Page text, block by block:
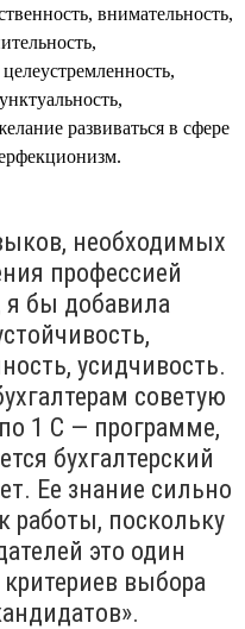
внимательность,
развиваться в сфере
необходимых
профессией
я бы добавила
усидчивость.
советую
1 С — программе,
бухгалтерский
Ее знание сильно
работы, поскольку
это один
выбора